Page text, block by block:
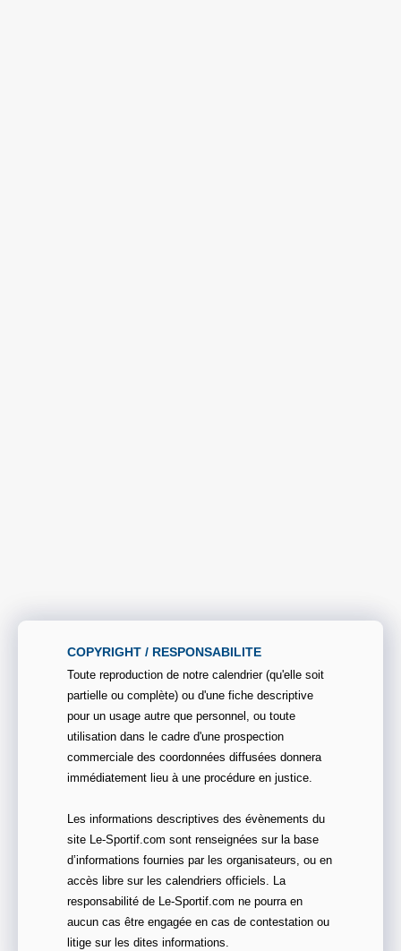
COPYRIGHT / RESPONSABILITE
Toute reproduction de notre calendrier (qu'elle soit
partielle ou complète) ou d'une fiche descriptive
pour un usage autre que personnel, ou toute
utilisation dans le cadre d'une prospection
commerciale des coordonnées diffusées donnera
immédiatement lieu à une procédure en justice.
Les informations descriptives des évènements du
site Le-Sportif.com sont renseignées sur la base
d’informations fournies par les organisateurs, ou en
accès libre sur les calendriers officiels. La
responsabilité de Le-Sportif.com ne pourra en
aucun cas être engagée en cas de contestation ou
litige sur les dites informations.